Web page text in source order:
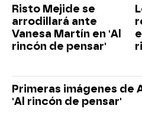
Risto Mejide se
arrodillará ante
Vanesa Martín en 'Al
rincón de pensar'
Primeras imágenes de
'Al rincón de pensar'